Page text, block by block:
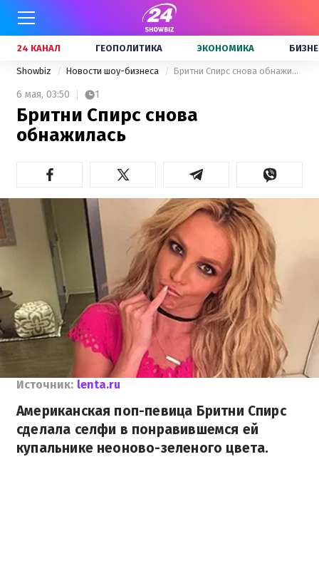
24 КАНАЛ ГЕОПОЛИТИКА ЭКОНОМИКА
Showbiz Новости шоу-бизнеса Бритни Спирс снова обнажилась
6 мая, 03:50 1
Бритни Спирс снова
обнажилась
Источник: lenta.ru
Американская поп-певица Бритни Спирс
сделала селфи в понравившемся ей
купальнике неоново-зеленого цвета.